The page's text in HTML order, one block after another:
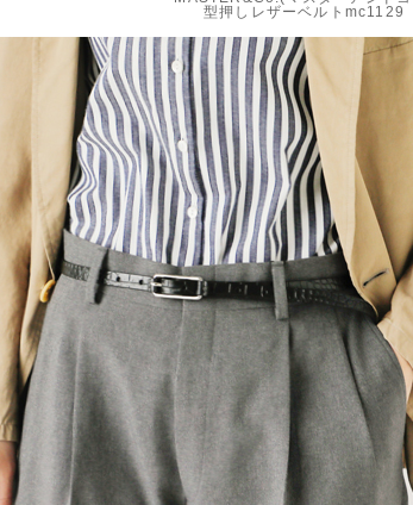
型押しレザーベルトmc1129